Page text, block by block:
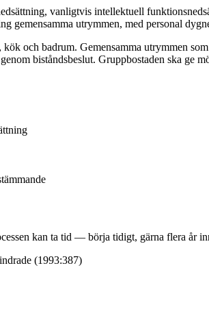
vanligtvis intellektuell
gemensamma utrymmen, med personal
och badrum. Gemensamma utrymmen
biståndsbeslut. Gruppbostaden ska
kan ta tid — börja tidigt, gärna flera år
(1993:387)